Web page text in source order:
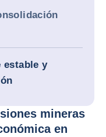
estable y
mineras
en